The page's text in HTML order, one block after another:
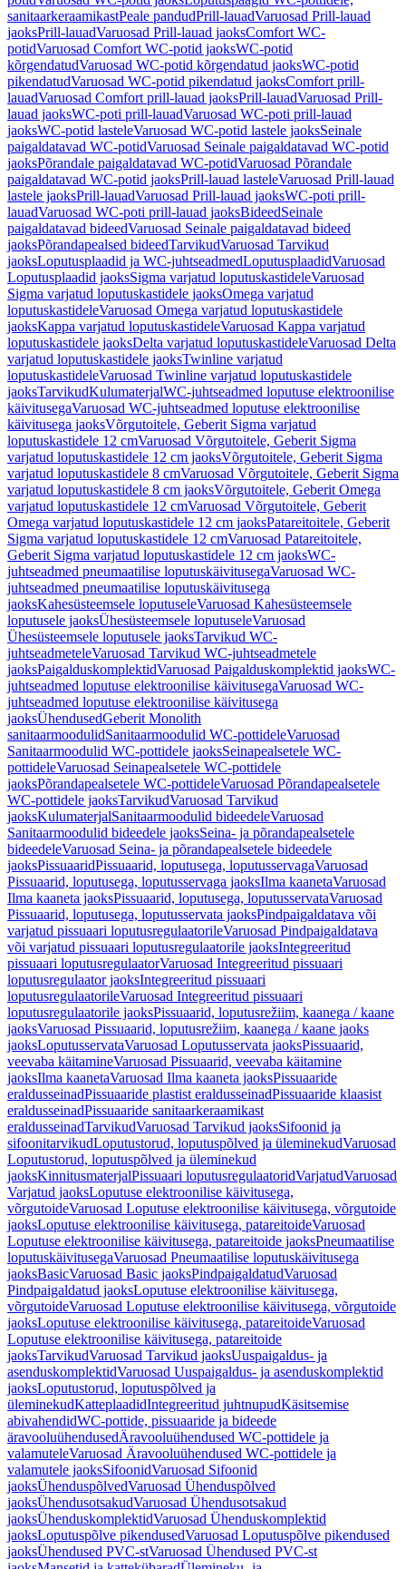
sanitaarkeraamikastPeale pandudPrill-lauadVaruosad Prill-lauad
jaoksPrill-lauadVaruosad Prill-lauad jaoksComfort WC-
potidVaruosad Comfort WC-potid jaoksWC-potid
kõrgendatudVaruosad WC-potid kõrgendatud jaoksWC-potid
pikendatudVaruosad WC-potid pikendatud jaoksComfort prill-
lauadVaruosad Comfort prill-lauad jaoksPrill-lauadVaruosad Prill-
lauad jaoksWC-poti prill-lauadVaruosad WC-poti prill-lauad
jaoksWC-potid lasteleVaruosad WC-potid lastele jaoksSeinale
paigaldatavad WC-potidVaruosad Seinale paigaldatavad WC-potid
jaoksPõrandale paigaldatavad WC-potidVaruosad Põrandale
paigaldatavad WC-potid jaoksPrill-lauad lasteleVaruosad Prill-lauad
lastele jaoksPrill-lauadVaruosad Prill-lauad jaoksWC-poti prill-
lauadVaruosad WC-poti prill-lauad jaoksBideedSeinale
paigaldatavad bideedVaruosad Seinale paigaldatavad bideed
jaoksPõrandapealsed bideedTarvikudVaruosad Tarvikud
jaoksLoputusplaadid ja WC-juhtseadmedLoputusplaadidVaruosad
Loputusplaadid jaoksSigma varjatud loputuskastideleVaruosad
Sigma varjatud loputuskastidele jaoksOmega varjatud
loputuskastideleVaruosad Omega varjatud loputuskastidele
jaoksKappa varjatud loputuskastideleVaruosad Kappa varjatud
loputuskastidele jaoksDelta varjatud loputuskastideleVaruosad Delta
varjatud loputuskastidele jaoksTwinline varjatud
loputuskastideleVaruosad Twinline varjatud loputuskastidele
jaoksTarvikudKulumaterjalWC-juhtseadmed loputuse elektroonilise
käivitusegaVaruosad WC-juhtseadmed loputuse elektroonilise
käivitusega jaoksVõrgutoitele, Geberit Sigma varjatud
loputuskastidele 12 cmVaruosad Võrgutoitele, Geberit Sigma
varjatud loputuskastidele 12 cm jaoksVõrgutoitele, Geberit Sigma
varjatud loputuskastidele 8 cmVaruosad Võrgutoitele, Geberit Sigma
varjatud loputuskastidele 8 cm jaoksVõrgutoitele, Geberit Omega
varjatud loputuskastidele 12 cmVaruosad Võrgutoitele, Geberit
Omega varjatud loputuskastidele 12 cm jaoksPatareitoitele, Geberit
Sigma varjatud loputuskastidele 12 cmVaruosad Patareitoitele,
Geberit Sigma varjatud loputuskastidele 12 cm jaoksWC-
juhtseadmed pneumaatilise loputuskäivitusegaVaruosad WC-
juhtseadmed pneumaatilise loputuskäivitusega
jaoksKahesüsteemsele loputuseleVaruosad Kahesüsteemsele
loputusele jaoksÜhesüsteemsele loputuseleVaruosad
Ühesüsteemsele loputusele jaoksTarvikud WC-
juhtseadmeteleVaruosad Tarvikud WC-juhtseadmetele
jaoksPaigalduskomplektidVaruosad Paigalduskomplektid jaoksWC-
juhtseadmed loputuse elektroonilise käivitusegaVaruosad WC-
juhtseadmed loputuse elektroonilise käivitusega
jaoksÜhendusedGeberit Monolith
sanitaarmoodulidSanitaarmoodulid WC-pottideleVaruosad
Sanitaarmoodulid WC-pottidele jaoksSeinapealsetele WC-
pottideleVaruosad Seinapealsetele WC-pottidele
jaoksPõrandapealsetele WC-pottideleVaruosad Põrandapealsetele
WC-pottidele jaoksTarvikudVaruosad Tarvikud
jaoksKulumaterjalSanitaarmoodulid bideedeleVaruosad
Sanitaarmoodulid bideedele jaoksSeina- ja põrandapealsetele
bideedeleVaruosad Seina- ja põrandapealsetele bideedele
jaoksPissuaaridPissuaarid, loputusega, loputusservagaVaruosad
Pissuaarid, loputusega, loputusservaga jaoksIlma kaanetaVaruosad
Ilma kaaneta jaoksPissuaarid, loputusega, loputusservataVaruosad
Pissuaarid, loputusega, loputusservata jaoksPindpaigaldatava või
varjatud pissuaari loputusregulaatorileVaruosad Pindpaigaldatava
või varjatud pissuaari loputusregulaatorile jaoksIntegreeritud
pissuaari loputusregulaatorVaruosad Integreeritud pissuaari
loputusregulaator jaoksIntegreeritud pissuaari
loputusregulaatorileVaruosad Integreeritud pissuaari
loputusregulaatorile jaoksPissuaarid, loputusrežiim, kaanega / kaane
jaoksVaruosad Pissuaarid, loputusrežiim, kaanega / kaane jaoks
jaoksLoputusservataVaruosad Loputusservata jaoksPissuaarid,
veevaba käitamineVaruosad Pissuaarid, veevaba käitamine
jaoksIlma kaanetaVaruosad Ilma kaaneta jaoksPissuaaride
eraldusseinadPissuaaride plastist eraldusseinadPissuaaride klaasist
eraldusseinadPissuaaride sanitaarkeraamikast
eraldusseinadTarvikudVaruosad Tarvikud jaoksSifoonid ja
sifoonitarvikudLoputustorud, loputuspõlved ja üleminekudVaruosad
Loputustorud, loputuspõlved ja üleminekud
jaoksKinnitusmaterjalPissuaari loputusregulaatoridVarjatudVaruosad
Varjatud jaoksLoputuse elektroonilise käivitusega,
võrgutoideVaruosad Loputuse elektroonilise käivitusega, võrgutoide
jaoksLoputuse elektroonilise käivitusega, patareitoideVaruosad
Loputuse elektroonilise käivitusega, patareitoide jaoksPneumaatilise
loputuskäivitusegaVaruosad Pneumaatilise loputuskäivitusega
jaoksBasicVaruosad Basic jaoksPindpaigaldatudVaruosad
Pindpaigaldatud jaoksLoputuse elektroonilise käivitusega,
võrgutoideVaruosad Loputuse elektroonilise käivitusega, võrgutoide
jaoksLoputuse elektroonilise käivitusega, patareitoideVaruosad
Loputuse elektroonilise käivitusega, patareitoide
jaoksTarvikudVaruosad Tarvikud jaoksUuspaigaldus- ja
asenduskomplektidVaruosad Uuspaigaldus- ja asenduskomplektid
jaoksLoputustorud, loputuspõlved ja
üleminekudKatteplaadidIntegreeritud juhtnupudKäsitsemise
abivahendidWC-pottide, pissuaaride ja bideede
äravooluühendusedÄravooluühendused WC-pottidele ja
valamuteleVaruosad Äravooluühendused WC-pottidele ja
valamutele jaoksSifoonidVaruosad Sifoonid
jaoksÜhenduspõlvedVaruosad Ühenduspõlved
jaoksÜhendusotsakudVaruosad Ühendusotsakud
jaoksÜhenduskomplektidVaruosad Ühenduskomplektid
jaoksLoputuspõlve pikendusedVaruosad Loputuspõlve pikendused
jaoksÜhendused PVC-stVaruosad Ühendused PVC-st